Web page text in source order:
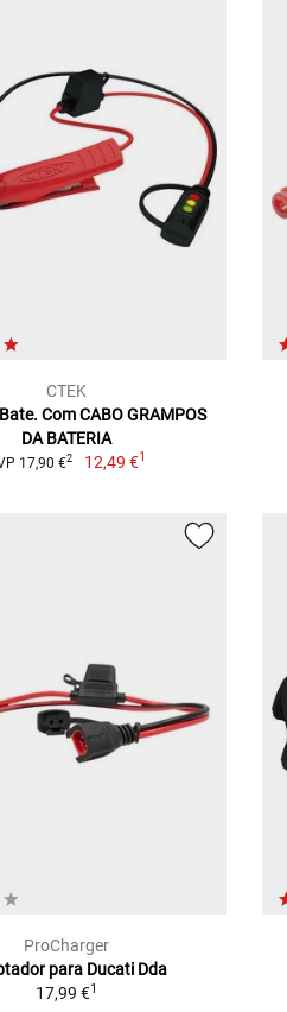
CTEK
Com CABO GRAMPOS
DA BATERIA
17,90 €2 12,49 €1
ProCharger
para Ducati Dda
17,99 €1